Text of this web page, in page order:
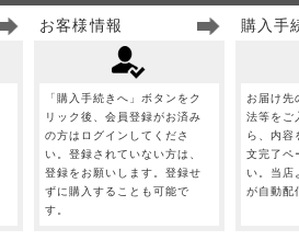
お客様情報
「購入手続きへ」ボタンをク
リック後、会員登録がお済み
の方はログインしてくださ
い。登録されていない方は、
登録をお願いします。登録せ
ずに購入することも可能で
す。
購入手
お届け先
法等をご
ら、内容
文完了ペ
い。当店
が自動配